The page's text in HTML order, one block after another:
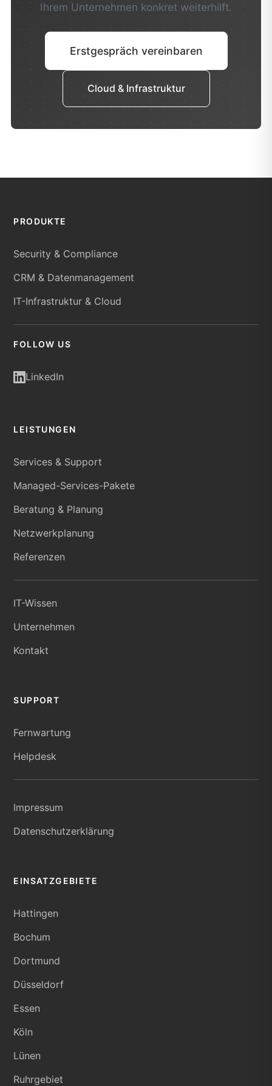
Ihrem Unternehmen konkret weiterhilft.
Erstgespräch vereinbaren
Cloud & Infrastruktur
PRODUKTE
Security & Compliance
CRM & Datenmanagement
IT-Infrastruktur & Cloud
FOLLOW US
LinkedIn
LEISTUNGEN
Services & Support
Managed-Services-Pakete
Beratung & Planung
Netzwerkplanung
Referenzen
IT-Wissen
Unternehmen
Kontakt
SUPPORT
Fernwartung
Helpdesk
Impressum
Datenschutzerklärung
EINSATZGEBIETE
Hattingen
Bochum
Dortmund
Düsseldorf
Essen
Köln
Lünen
Ruhrgebiet